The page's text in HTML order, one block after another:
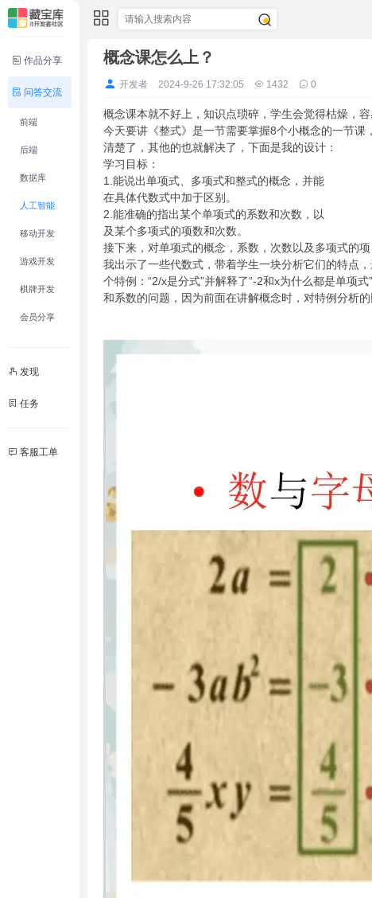
作品分享
问答交流
前端
后端
数据库
人工智能
移动开发
游戏开发
棋牌开发
会员分享
发现
任务
客服工单
概念课怎么上？
开发者 2024-9-26 17:32:05 1432 0
概念课本就不好上，知识点琐碎，学生会觉得枯燥，
今天要讲《整式》是一节需要掌握8个小概念的一节
清楚了，其他的也就解决了，下面是我的设计：
学习目标：
1.能说出单项式、多项式和整式的概念，并能
在具体代数式中加于区别。
2.能准确的指出某个单项式的系数和次数，以
及某个多项式的项数和次数。
接下来，对单项式的概念，系数，次数以及多项式的项
我出示了一些代数式，带着学生一块分析它们的特点
个特例：“2/x是分式”并解释了“-2和x为什么都是单项
和系数的问题，因为前面在讲解概念时，对特例分析